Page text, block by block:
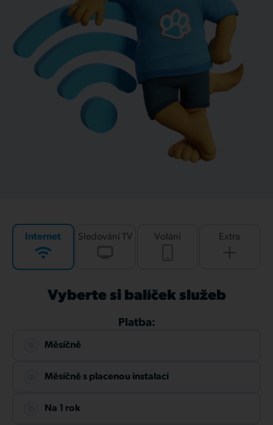
Internet Sledování TV Volání Extra
Vyberte si balíček služeb
Platba:
Měsíčně
Měsíčně s placenou instalací
Na 1 rok